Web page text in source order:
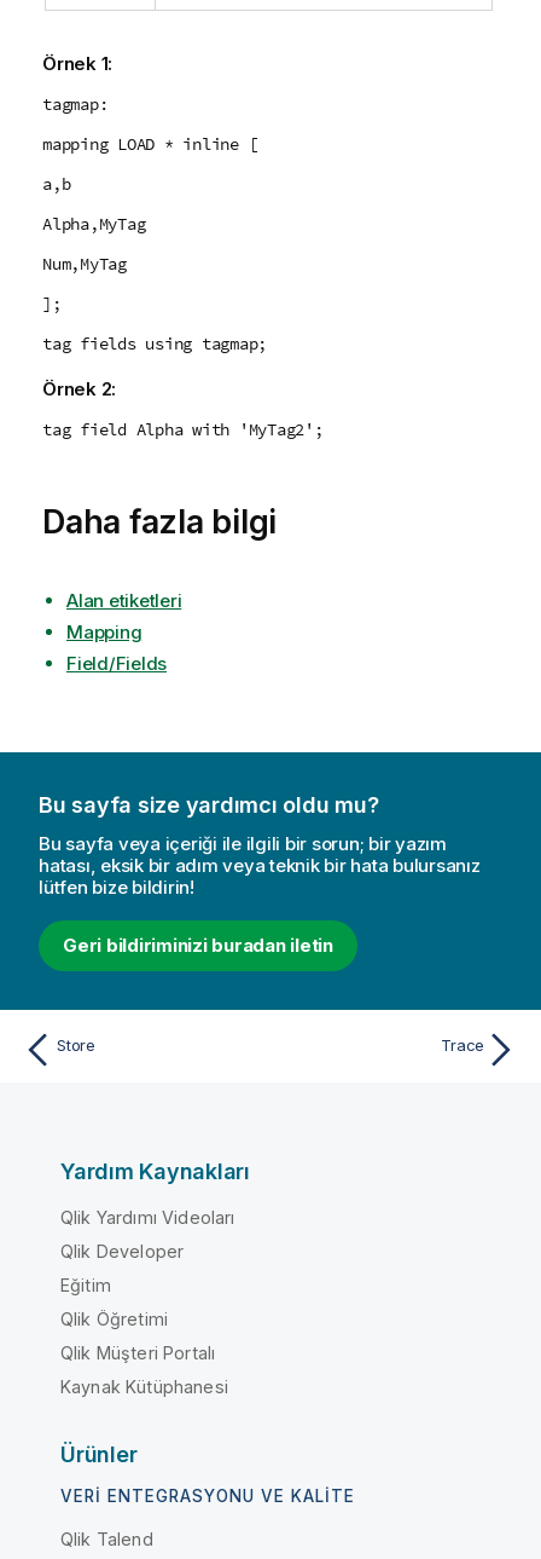
Örnek 1:
tagmap:
mapping LOAD * inline [
a,b
Alpha,MyTag
Num,MyTag
];
tag fields using tagmap;
Örnek 2:
tag field Alpha with 'MyTag2';
Daha fazla bilgi
Alan etiketleri
Mapping
Field/Fields
Bu sayfa size yardımcı oldu mu?
Bu sayfa veya içeriği ile ilgili bir sorun; bir yazım
hatası, eksik bir adım veya teknik bir hata bulursanız
lütfen bize bildirin!
Geri bildiriminizi buradan iletin
Store Trace
Yardım Kaynakları
Qlik Yardımı Videoları
Qlik Developer
Eğitim
Qlik Öğretimi
Qlik Müşteri Portalı
Kaynak Kütüphanesi
Ürünler
VERI ENTEGRASYONU VE KALITE
Qlik Talend